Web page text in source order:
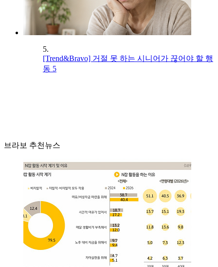
5.
[Trend&Bravo] 거절 못 하는 시니어가 끊어야 할 행
동 5
브라보 추천뉴스